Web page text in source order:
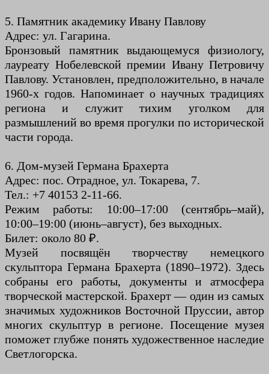
5. Памятник академику Ивану Павлову
Адрес: ул. Гагарина.
Бронзовый памятник выдающемуся физиологу,
лауреату Нобелевской премии Ивану Петровичу
Павлову. Установлен, предположительно, в начале
1960-х годов. Напоминает о научных традициях
региона и служит тихим уголком для
размышлений во время прогулки по исторической
части города.
6. Дом-музей Германа Брахерта
Адрес: пос. Отрадное, ул. Токарева, 7.
Тел.: +7 40153 2-11-66.
Режим работы: 10:00–17:00 (сентябрь–май),
10:00–19:00 (июнь–август), без выходных.
Билет: около 80 ₽.
Музей посвящён творчеству немецкого
скульптора Германа Брахерта (1890–1972). Здесь
собраны его работы, документы и атмосфера
творческой мастерской. Брахерт — один из самых
значимых художников Восточной Пруссии, автор
многих скульптур в регионе. Посещение музея
поможет глубже понять художественное наследие
Светлогорска.